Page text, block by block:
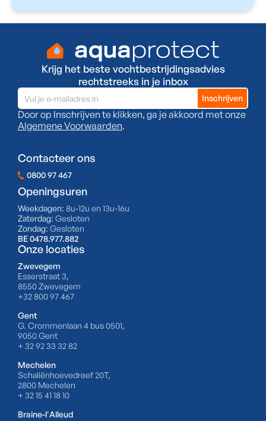
Krijg het beste vochtbestrijdingsadvies
rechtstreeks in je inbox
Door op Inschrijven te klikken, ga je akkoord met onze
Algemene Voorwaarden.
Contacteer ons
0800 97 467
Openingsuren
Weekdagen: 8u-12u en 13u-16u
Zaterdag: Gesloten
Zondag: Gesloten
BE 0478.977.882
Onze locaties
Zwevegem
Esserstraat 3,
8550 Zwevegem
+32 800 97 467
Gent
G. Crommenlaan 4 bus 0501,
9050 Gent
+ 32 92 33 32 82
Mechelen
Schaliënhoevedreef 20T,
2800 Mechelen
+ 32 15 41 18 10
Braine-l'Alleud